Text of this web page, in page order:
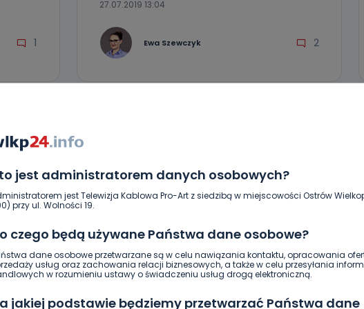
jest administratorem danych osobowych?
jest Telewizja Kablowa Pro-Art z siedzibą w miejscowości Ostrów
przy ul. Wolności 19.
czego będą używane Państwa dane osobowe?
dane osobowe przetwarzane są w celu nawiązania kontaktu, opracowania
usług oraz zachowania relacji biznesowych, a także w celu przesyłania
w rozumieniu ustawy o świadczeniu usług drogą elektroniczną.
jakiej podstawie będziemy przetwarzać Państwa dane
1
27.07.2019 13:04
Ewa Szewczyk 2
REGION WIADOMOŚCI
Wyróżnienia i podziękowania. Dzień
Wolontariusza w regionie